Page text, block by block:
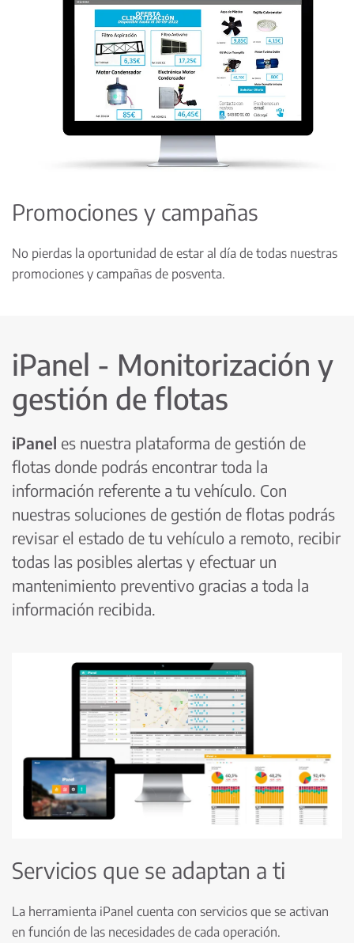
Promociones y campañas
No pierdas la oportunidad de estar al día de todas nuestras
promociones y campañas de posventa.
iPanel - Monitorización y
gestión de flotas
iPanel es nuestra plataforma de gestión de
flotas donde podrás encontrar toda la
información referente a tu vehículo. Con
nuestras soluciones de gestión de flotas podrás
revisar el estado de tu vehículo a remoto, recibir
todas las posibles alertas y efectuar un
mantenimiento preventivo gracias a toda la
información recibida.
Servicios que se adaptan a ti
La herramienta iPanel cuenta con servicios que se activan
en función de las necesidades de cada operación.